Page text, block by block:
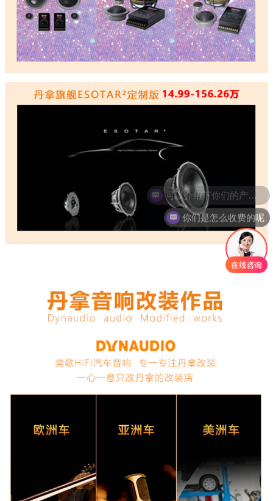
你们是怎么收费的呢